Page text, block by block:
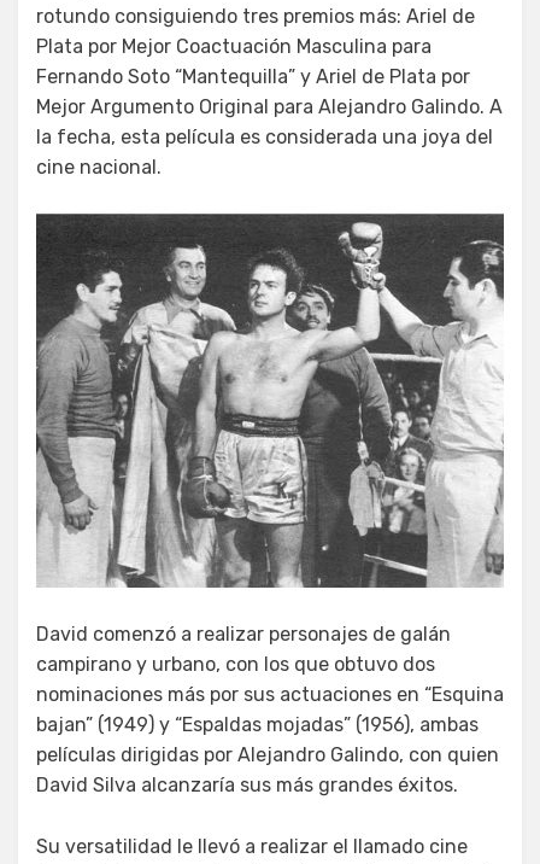
rotundo consiguiendo tres premios más: Ariel de
Plata por Mejor Coactuación Masculina para
Fernando Soto “Mantequilla” y Ariel de Plata por
Mejor Argumento Original para Alejandro Galindo. A
la fecha, esta película es considerada una joya del
cine nacional.
David comenzó a realizar personajes de galán
campirano y urbano, con los que obtuvo dos
nominaciones más por sus actuaciones en “Esquina
bajan” (1949) y “Espaldas mojadas” (1956), ambas
películas dirigidas por Alejandro Galindo, con quien
David Silva alcanzaría sus más grandes éxitos.
Su versatilidad le llevó a realizar el llamado cine